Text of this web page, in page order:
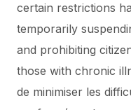
certain restrictions
temporarily
and prohibiting
those with chronic
de minimiser les